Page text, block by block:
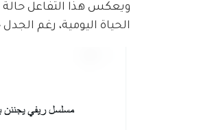
ويعكس هذا التفاعل حالة
الحياة اليومية، رغم